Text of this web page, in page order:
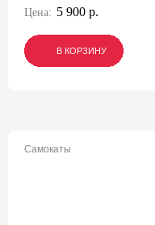
Цена: 5 900 р.
В КОРЗИНУ
В КОРЗИНУ
В КОРЗИНУ
Самокаты